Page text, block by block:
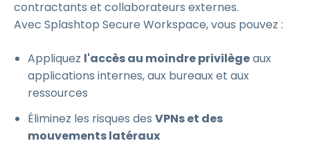
contractants et collaborateurs externes.
Avec Splashtop Secure Workspace, vous pouvez :
Appliquez l'accès au moindre privilègeaux
applications internes, aux bureaux et aux
ressources
Éliminez les risques des VPNs et des
mouvements latéraux